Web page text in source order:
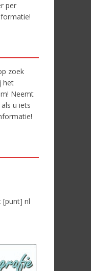
per
zoek
het
Neemt
u iets
[punt] nl